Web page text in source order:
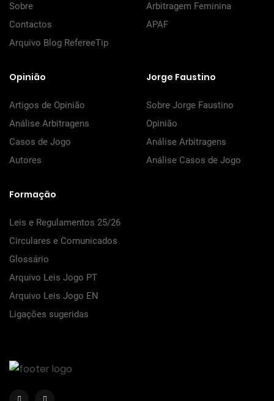
Sobre
Contactos
Arquivo Blog RefereeTip
Arbitragem Feminina
APAF
Opinião
Artigos de Opinião
Análise Arbitragens
Casos de Jogo
Autores
Jorge Faustino
Sobre Jorge Faustino
Opinião
Análise Arbitragens
Análise Casos de Jogo
Formação
Leis e Regulamentos 25/26
Circulares e Comunicados
Glossário
Arquivo Leis Jogo PT
Arquivo Leis Jogo EN
Ligações sugeridas